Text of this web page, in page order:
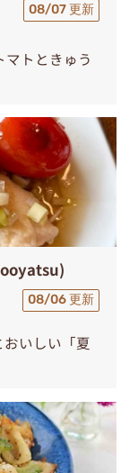
08/07 更新
トときゅう
08/06 更新
いしい「夏